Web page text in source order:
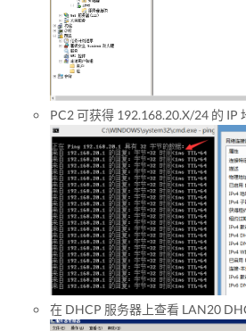
PC2 可获得 192.168.20.X/24 的 IP
在 DHCP 服务器上查看 LAN20